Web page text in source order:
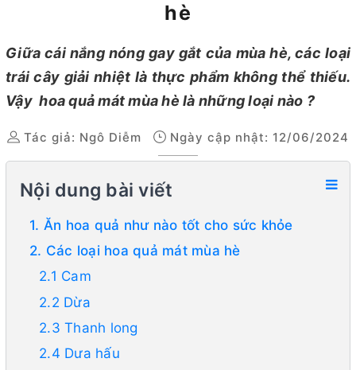
hè
Giữa cái nắng nóng gay gắt của mùa hè, các loại
trái cây giải nhiệt là thực phẩm không thể thiếu.
Vậy hoa quả mát mùa hè là những loại nào ?
Tác giả: Ngô Diễm Ngày cập nhật: 12/06/2024
Nội dung bài viết
1. Ăn hoa quả như nào tốt cho sức khỏe
2. Các loại hoa quả mát mùa hè
2.1 Cam
2.2 Dừa
2.3 Thanh long
2.4 Dưa hấu